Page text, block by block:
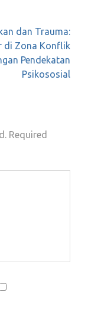
dan Trauma:
di Zona Konflik
Pendekatan
Psikososial
Required